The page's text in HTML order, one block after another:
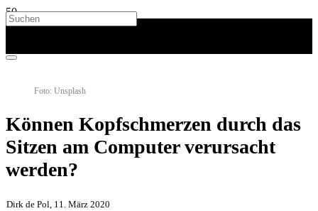
Foto: Unsplash
Können Kopfschmerzen durch das
Sitzen am Computer verursacht
werden?
Dirk de Pol, 11. März 2020